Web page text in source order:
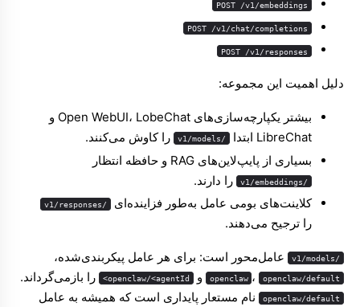
POST /v1/embeddings
POST /v1/chat/completions
POST /v1/responses
دلیل اهمیت این مجموعه:
بیشتر یکپارچه‌سازی‌های Open WebUI، LobeChat و
LibreChat ابتدا
/v1/models
را کاوش می‌کنند.
بسیاری از پایپ‌لاین‌های RAG و حافظه انتظار
/v1/embeddings
را دارند.
کلاینت‌های بومی عامل به‌طور فزاینده‌ای
/v1/responses
را ترجیح می‌دهند.
/v1/models عامل‌محور است: برای هر عامل پیکربندی‌شده،
openclaw ، openclaw/default و openclaw/<agentId> را بازمی‌گرداند.
openclaw/default نام مستعار پایداری است که همیشه به عامل